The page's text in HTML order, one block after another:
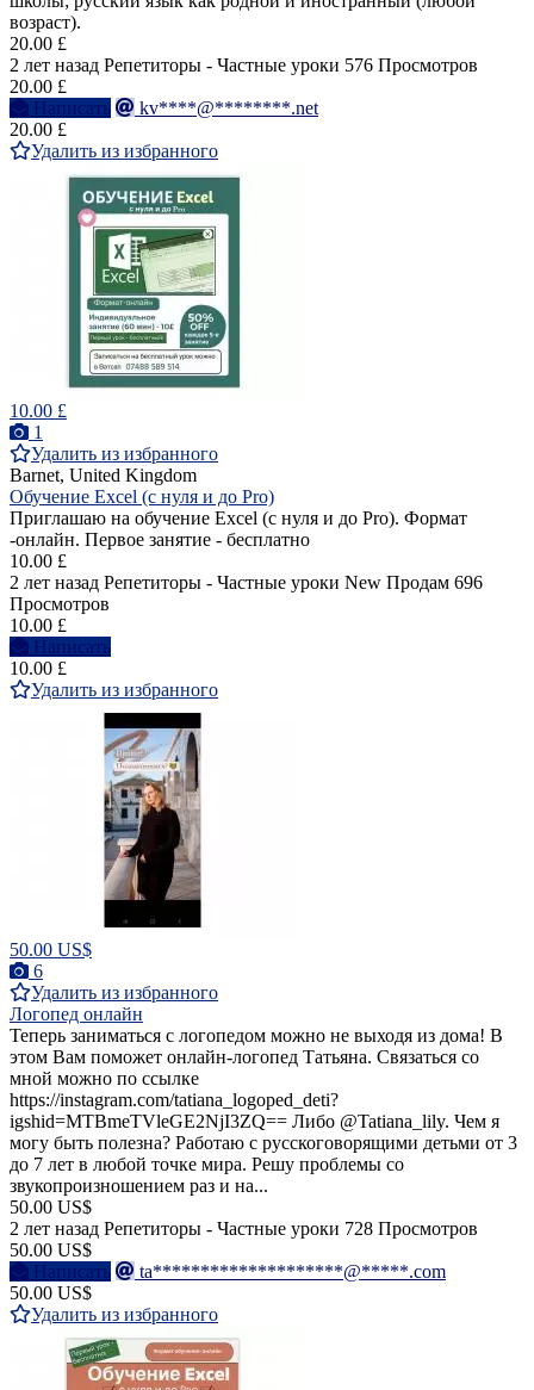
возраст).
20.00 £
2 лет назад Репетиторы - Частные уроки 576 Просмотров
20.00 £
Написать
kv****@********.net
20.00 £
Удалить из избранного
10.00 £
1
Удалить из избранного
Barnet, United Kingdom
Обучение Excel (с нуля и до Pro)
Приглашаю на обучение Excel (с нуля и до Pro). Формат
-онлайн. Первое занятие - бесплатно
10.00 £
2 лет назад Репетиторы - Частные уроки New Продам 696
Просмотров
10.00 £
Написать
10.00 £
Удалить из избранного
50.00 US$
6
Удалить из избранного
Логопед онлайн
Теперь заниматься с логопедом можно не выходя из дома! В
этом Вам поможет онлайн-логопед Татьяна. Связаться со
мной можно по ссылке
https://instagram.com/tatiana_logoped_deti?
igshid=MTBmeTVleGE2NjI3ZQ== Либо @Tatiana_lily. Чем я
могу быть полезна? Работаю с русскоговорящими детьми от 3
до 7 лет в любой точке мира. Решу проблемы со
звукопроизношением раз и на...
50.00 US$
2 лет назад Репетиторы - Частные уроки 728 Просмотров
50.00 US$
Написать
ta********************@*****.com
50.00 US$
Удалить из избранного